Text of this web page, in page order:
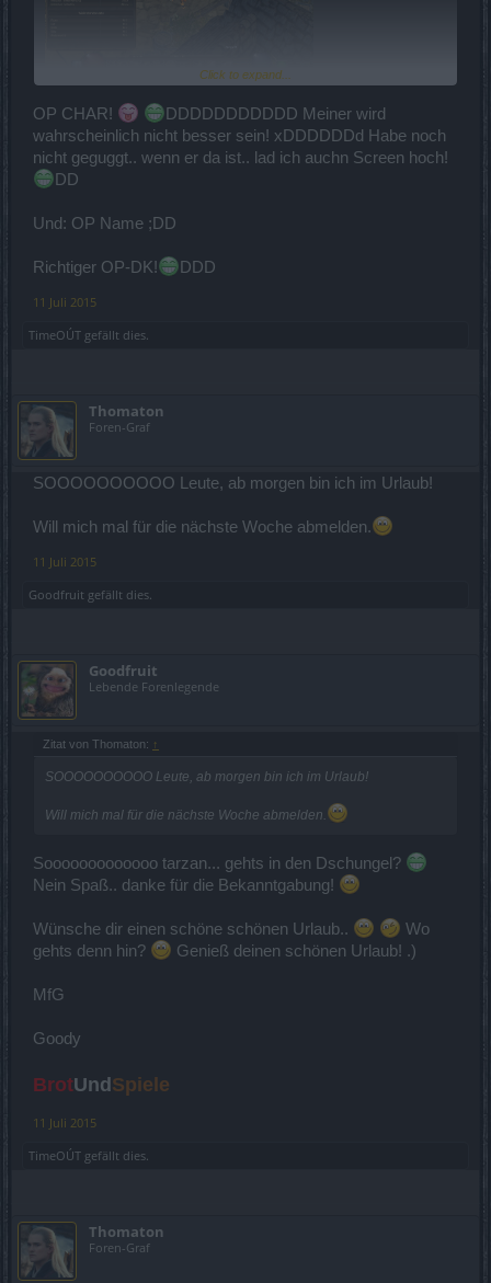
50%Rüstung
45% Krit
5%Runspeed
12,44% Wiederstände
Click to expand...
OP CHAR!
DDDDDDDDDDD Meiner wird
wahrscheinlich nicht besser sein! xDDDDDDd Habe noch
nicht geguggt.. wenn er da ist.. lad ich auchn Screen hoch!
DD
Und: OP Name ;DD
Richtiger OP-DK! DDD
11 Juli 2015
TimeOÚT gefällt dies.
Thomaton
Foren-Graf
SOOOOOOOOOO Leute, ab morgen bin ich im Urlaub!
Will mich mal für die nächste Woche abmelden.
11 Juli 2015
Goodfruit gefällt dies.
Goodfruit
Lebende Forenlegende
Zitat von Thomaton: ↑
SOOOOOOOOOO Leute, ab morgen bin ich im Urlaub!
Will mich mal für die nächste Woche abmelden.
Sooooooooooooo tarzan... gehts in den Dschungel?
Nein Spaß.. danke für die Bekanntgabung!
Wünsche dir einen schöne schönen Urlaub..
Wo
gehts denn hin?
Genieß deinen schönen Urlaub! .)
MfG
Goody
BrotUndSpiele
11 Juli 2015
TimeOÚT gefällt dies.
Thomaton
Foren-Graf